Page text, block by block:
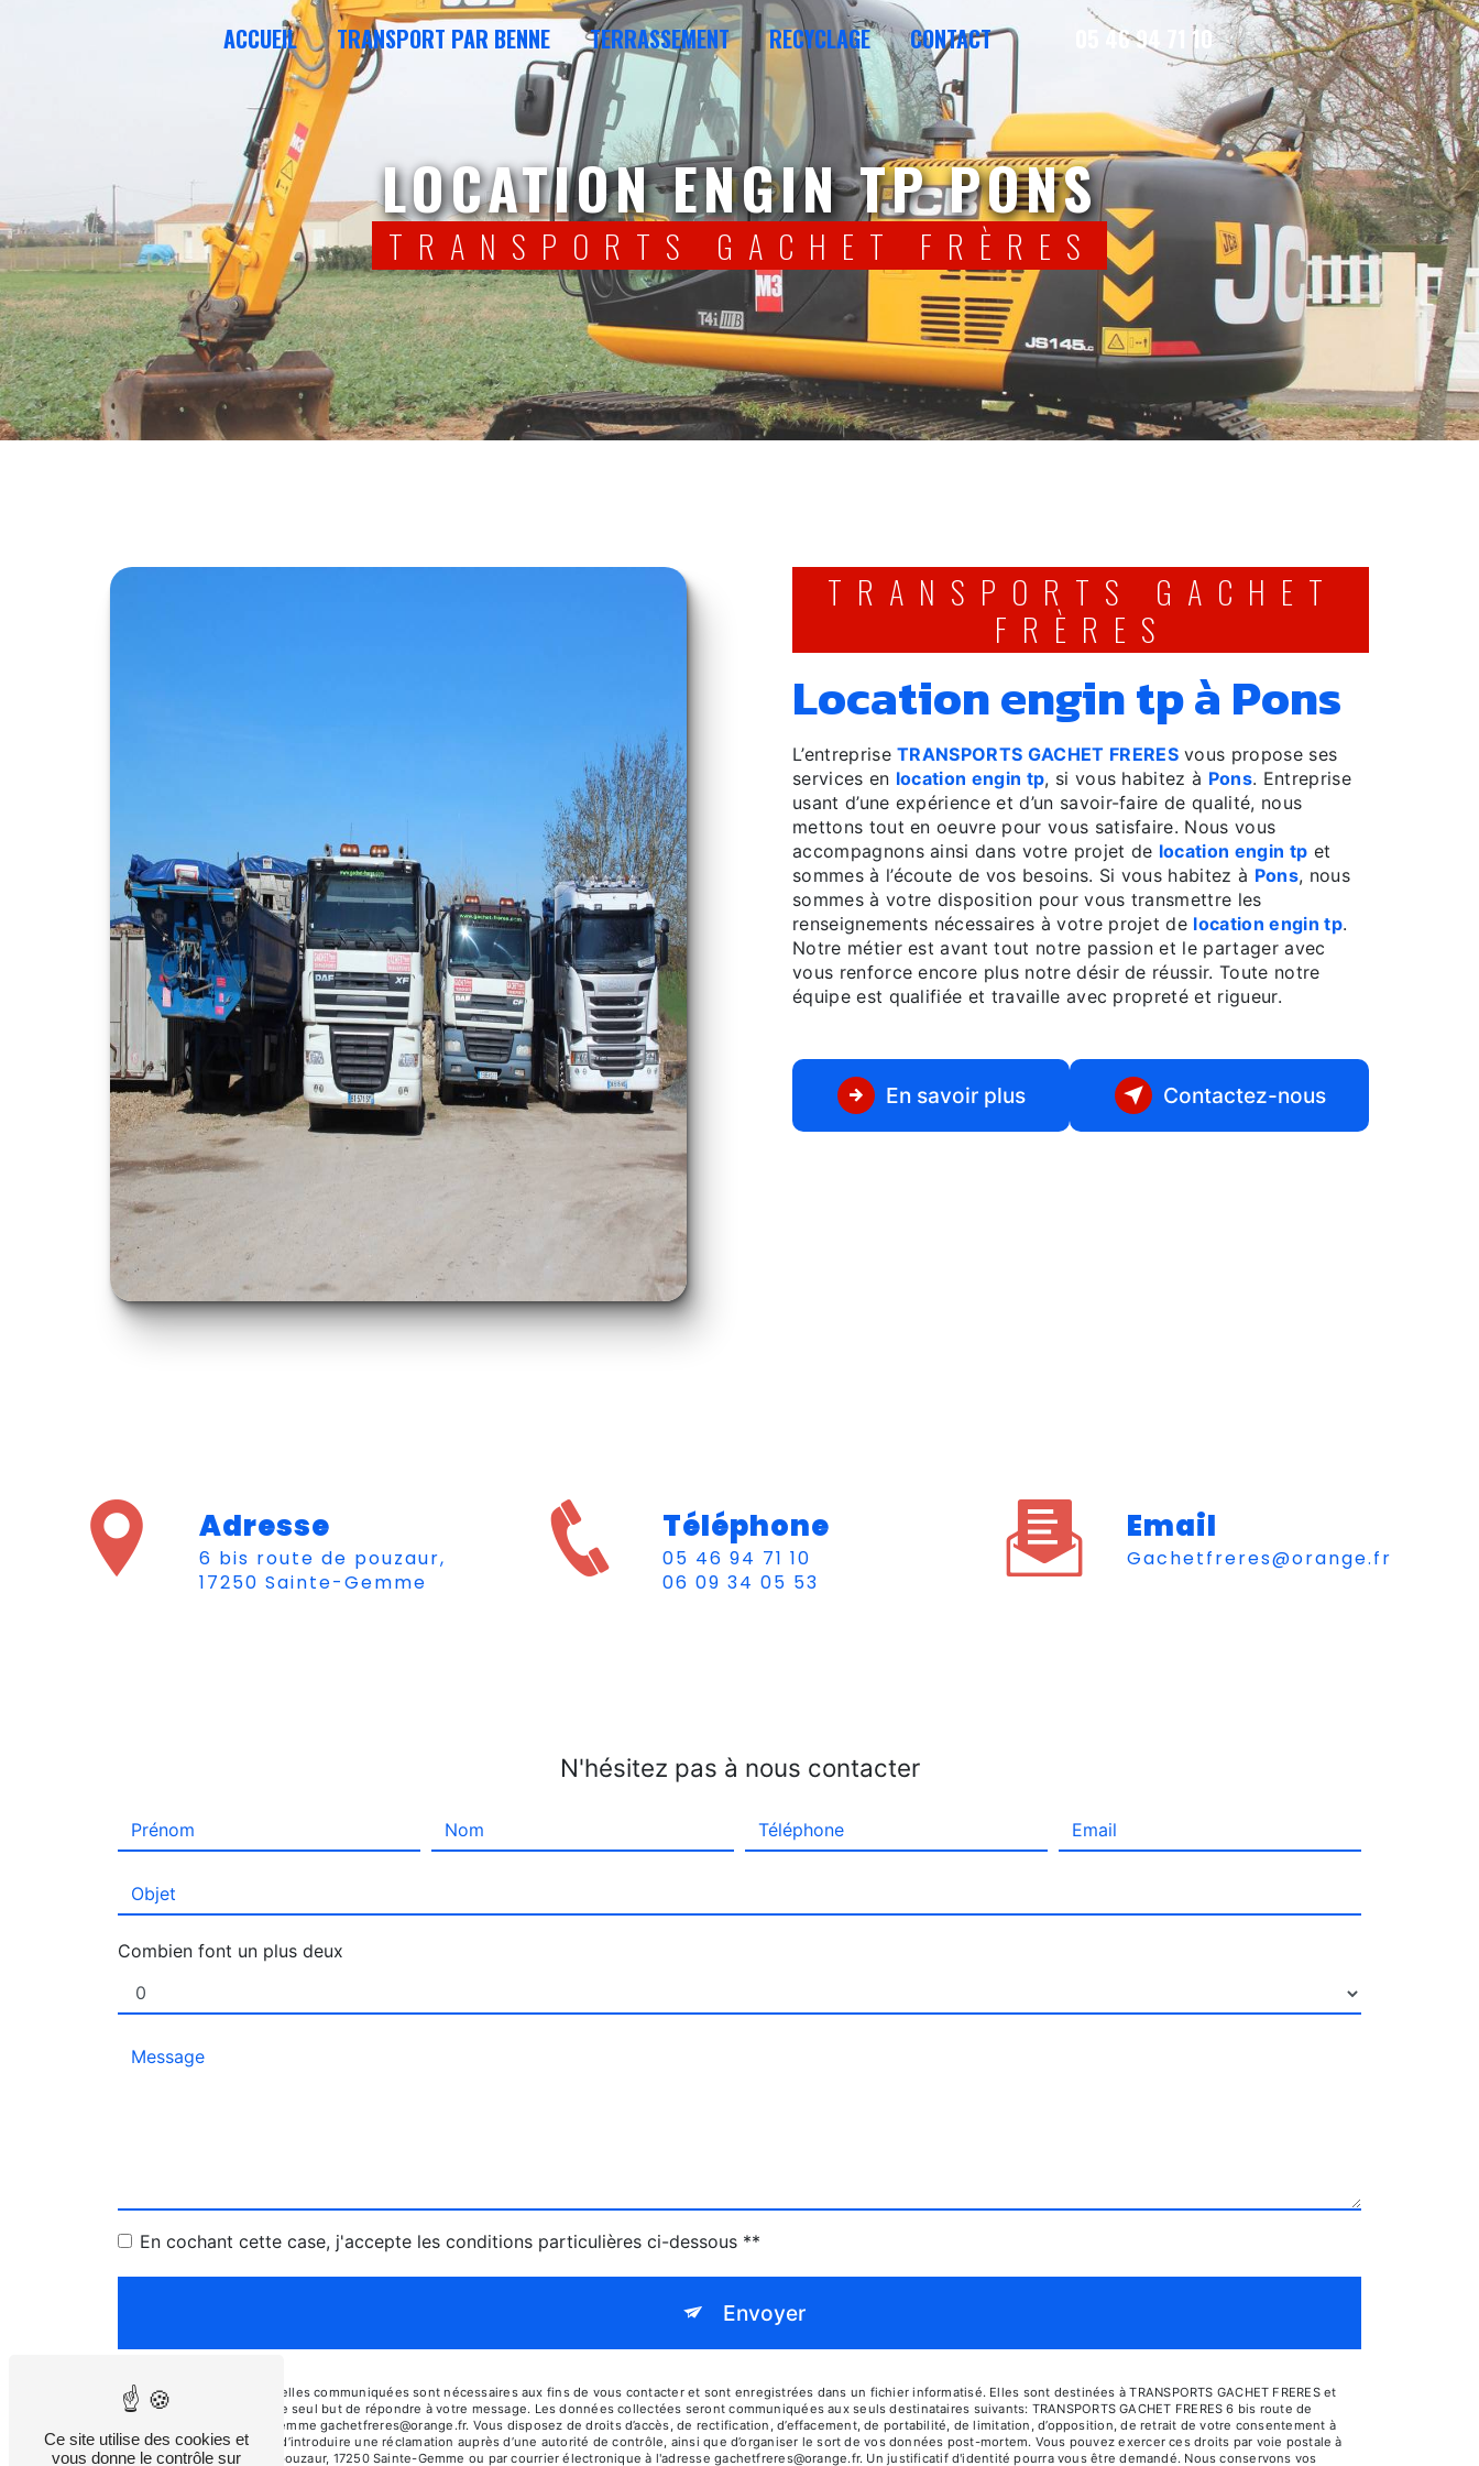
ACCUEIL TRANSPORT PAR BENNE TERRASSEMENT RECYCLAGE CONTACT 05 46 94 71 10
LOCATION ENGIN TP PONS
TRANSPORTS GACHET FRÈRES
TRANSPORTS GACHET
FRÈRES
location engin tp à Pons
L’entrepriseTRANSPORTS GACHET FRERESvous propose ses
services en location engin tp, si vous habitez à Pons. Entreprise
usant d’une expérience et d’un savoir-faire de qualité, nous
mettons tout en oeuvre pour vous satisfaire. Nous vous
accompagnons ainsi dans votre projet de location engin tp et
sommes à l’écoute de vos besoins. Si vous habitez à Pons, nous
sommes à votre disposition pour vous transmettre les
renseignements nécessaires à votre projet de location engin tp.
Notre métier est avant tout notre passion et le partager avec
vous renforce encore plus notre désir de réussir. Toute notre
équipe est qualifiée et travaille avec propreté et rigueur.
En savoir plus Contactez-nous
Adresse
6 bis route de pouzaur,
17250 Sainte-Gemme
Téléphone
05 46 94 71 10
06 09 34 05 53
Email
gachetfreres@orange.fr
N'hésitez pas à nous contacter
Combien font un plus deux
En cochant cette case, j'accepte les conditions particulières ci-dessous **
Envoyer
** Les données personnelles communiquées sont nécessaires aux fins de vous contacter et sont enregistrées dans un fichier informatisé. Elles sont destinées à TRANSPORTS GACHET FRERES et
ses sous-traitants dans le seul but de répondre à votre message. Les données collectées seront communiquées aux seuls destinataires suivants: TRANSPORTS GACHET FRERES 6 bis route de
pouzaur, 17250 Sainte-Gemme gachetfreres@orange.fr. Vous disposez de droits d’accès, de rectification, d’effacement, de portabilité, de limitation, d’opposition, de retrait de votre consentement à
tout moment et du droit d’introduire une réclamation auprès d’une autorité de contrôle, ainsi que d’organiser le sort de vos données post-mortem. Vous pouvez exercer ces droits par voie postale à
l'adresse 6 bis route de pouzaur, 17250 Sainte-Gemme ou par courrier électronique à l'adresse gachetfreres@orange.fr. Un justificatif d'identité pourra vous être demandé. Nous conservons vos
Ce site utilise des cookies et
vous donne le contrôle sur